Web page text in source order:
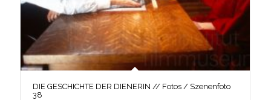
DIE GESCHICHTE DER DIENERIN // Fotos / Szenenfoto
38